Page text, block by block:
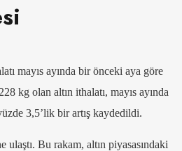
mayıs ayında bir önceki aya göre
kg olan altın ithalatı, mayıs ayında
3,5’lik bir artış kaydedildi.
ulaştı. Bu rakam, altın piyasasındaki